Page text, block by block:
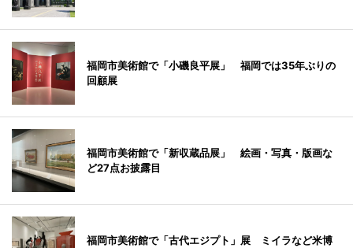
福岡市美術館で「小磯良平展」 福岡では35年ぶりの
回顧展
福岡市美術館で「新収蔵品展」 絵画・写真・版画な
ど27点お披露目
福岡市美術館で「古代エジプト」展 ミイラなど米博